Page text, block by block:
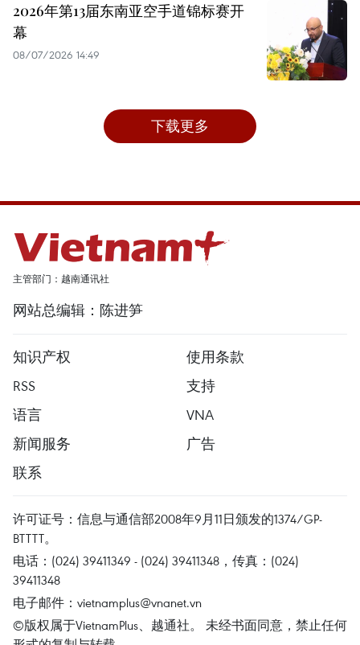
2026年第13届东南亚空手道锦标赛开
幕
08/07/2026 14:49
下载更多
主管部门：越南通讯社
网站总编辑：陈进笋
知识产权
使用条款
RSS
支持
语言
VNA
新闻服务
广告
联系
许可证号：信息与通信部2008年9月11日颁发的1374/GP-
BTTTT。
电话：(024) 39411349 - (024) 39411348，传真：(024)
39411348
电子邮件： vietnamplus@vnanet.vn
©版权属于VietnamPlus、越通社。 未经书面同意，禁止任何